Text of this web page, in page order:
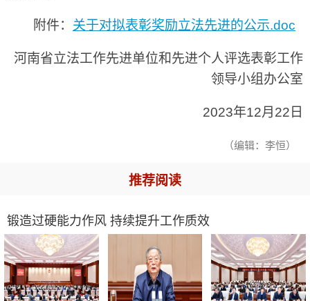
附件： 关于对拟表彰奖励立法先进的公示.doc
河南省立法工作先进单位和先进个人评选表彰工作
领导小组办公室
2023年12月22日
（编辑：李恒）
推荐阅读
锻造过硬能力作风 持续提升工作质效